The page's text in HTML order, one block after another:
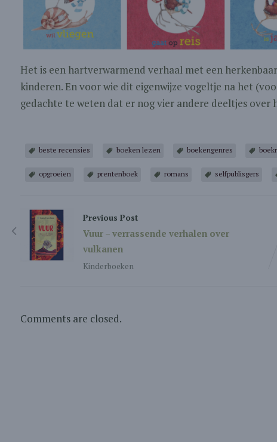
Het is een hartverwarmend verhaal met een
kinderen. En voor wie dit eigenwijze vogeltje na het
gedachte te weten dat er nog vier andere deeltjes over
beste recensies boeken lezen boekengenres
opgroeien prentenboek romans selfpublisgers
Previous Post
Vuur – verrassende verhalen over
vulkanen
Kinderboeken
Comments are closed.